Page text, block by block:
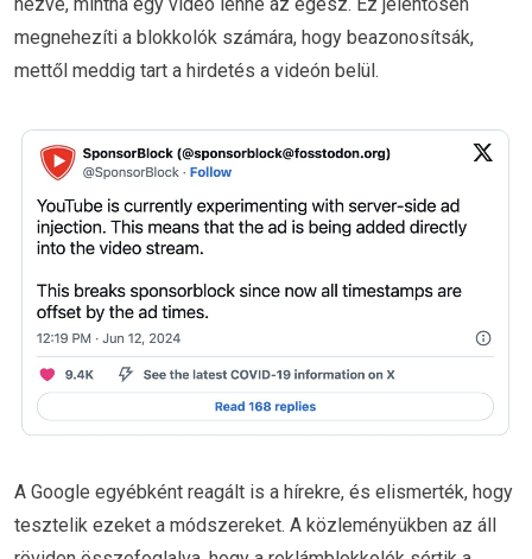
megnehezíti a blokkolók számára, hogy beazonosítsák,
mettől meddig tart a hirdetés a videón belül.
A Google egyébként reagált is a hírekre, és elismerték, hogy
tesztelik ezeket a módszereket. A közleményükben az áll